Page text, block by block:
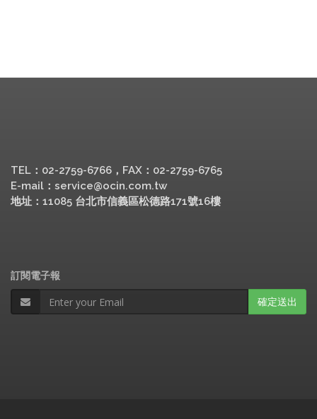
TEL：02-2759-6766，FAX：02-2759-6765
E-mail：service@ocin.com.tw
地址：11085 台北市信義區松德路171號16樓
訂閱電子報
確定送出